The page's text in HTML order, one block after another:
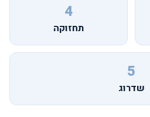
4
תחזוקה
5
שדרוג